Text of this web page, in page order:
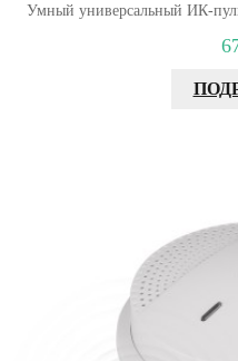
Умный универсальный ИК-